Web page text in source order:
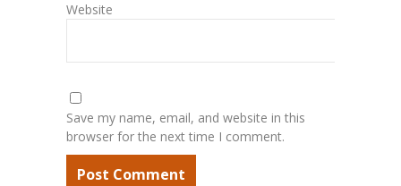
Website
Save my name, email, and website in this
browser for the next time I comment.